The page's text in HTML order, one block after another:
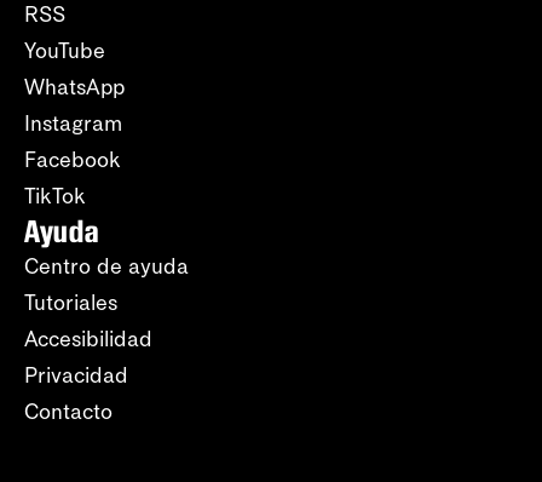
RSS
YouTube
WhatsApp
Instagram
Facebook
TikTok
Ayuda
Centro de ayuda
Tutoriales
Accesibilidad
Privacidad
Contacto